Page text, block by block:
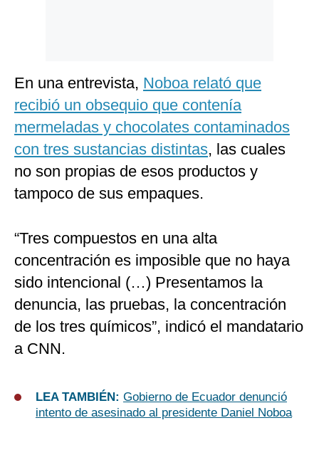
En una entrevista, Noboa relató que
recibió un obsequio que contenía
mermeladas y chocolates contaminados
con tres sustancias distintas, las cuales
no son propias de esos productos y
tampoco de sus empaques.
“Tres compuestos en una alta
concentración es imposible que no haya
sido intencional (…) Presentamos la
denuncia, las pruebas, la concentración
de los tres químicos”, indicó el mandatario
a CNN.
LEA TAMBIÉN: Gobierno de Ecuador denunció
intento de asesinado al presidente Daniel Noboa